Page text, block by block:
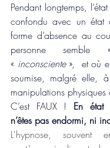
Pendant longtemps,
confondu avec un état
forme d’absence au
personne
« inconsciente »,  et où
soumise, malgré elle,
manipulations physiques
C’est FAUX ! En état
n’êtes pas endormi, ni
L'hypnose, souvent